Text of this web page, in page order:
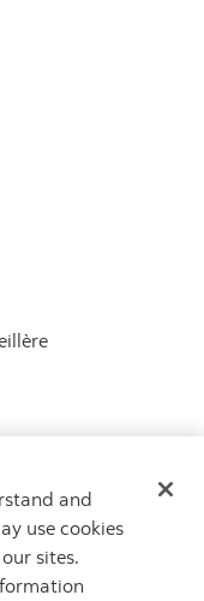
and
use cookies
sites.